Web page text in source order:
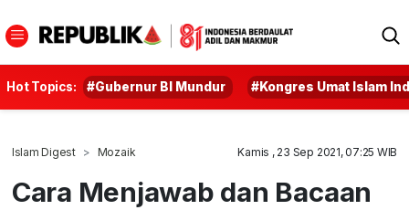
Hot Topics: #Gubernur BI Mundur #Kongres Umat Islam
Islam Digest Mozaik Kamis , 23 Sep 2021, 07:25 WIB
Cara Menjawab dan Bacaan